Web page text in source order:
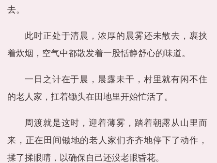
去。
此时正处于清晨，浓厚的晨雾还未散去，裹挟
着炊烟，空气中都散发着一股恬静舒心的味道。
一日之计在于晨，晨露未干，村里就有闲不住
的老人家，扛着锄头在田地里开始忙活了。
周渡就是这时，迎着薄雾，踏着朝露从山里而
来，正在田间锄地的老人家们齐齐地停下了动作，
揉了揉眼睛，以确保自己还没老眼昏花。